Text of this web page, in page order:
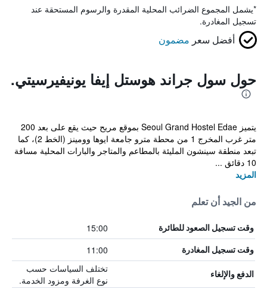
*يشمل المجموع الضرائب المحلية المقدرة والرسوم المستحقة عند
تسجيل المغادرة.
أفضل سعر مضمون
حول سول جراند هوستل إيفا يونيفيرسيتي.
يتميز Seoul Grand Hostel Edae بموقع مريح حيث يقع على بعد 200
متر غرب المخرج 1 من محطة مترو جامعة ايوها وومينز (الخط 2)، كما
تبعد منطقة سينشون المليئة بالمطاعم والمتاجر والبارات المحلية مسافة
10 دقائق ...
المزيد
من الجيد أن تعلم
وقت تسجيل الصعود للطائرة 15:00
وقت تسجيل المغادرة 11:00
الدفع والإلغاء
تختلف السياسات حسب
نوع الغرفة ومزود الخدمة.